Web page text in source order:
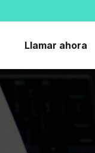
Llamar ahora